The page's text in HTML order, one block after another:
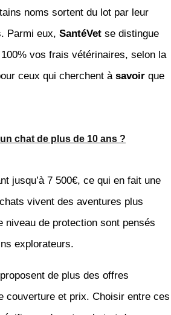
noms sortent du lot par leur
Parmi eux, SantéVetse distingue
vos frais vétérinaires, selon la
ceux qui cherchent à savoirque
chat de plus de 10 ans ?
jusqu’à 7 500€, ce qui en fait une
vivent des aventures plus
de protection sont pensés
explorateurs.
proposent de plus des offres
couverture et prix. Choisir entre ces